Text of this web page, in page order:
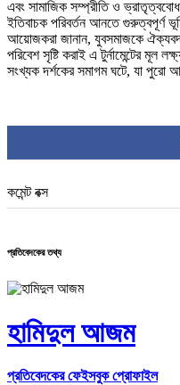
এবং সামাজিক সম্প্রীতি ও
ইতিবাচক পরিবর্তন আনতে গুরুত্বপূর্ণ
আয়োজকরা জানান, যুবসমাজকে
পরিবেশ সৃষ্টি করাই এ টুর্নামেন্টের
সংখ্যক দর্শকের সমাগম ঘটে, যা পুরো
কমেন্ট বক্স
প্রতিবেদকের তথ্য
হামিদুল আজম
প্রতিবেদকের ফেইসবুক প্রোফাইল